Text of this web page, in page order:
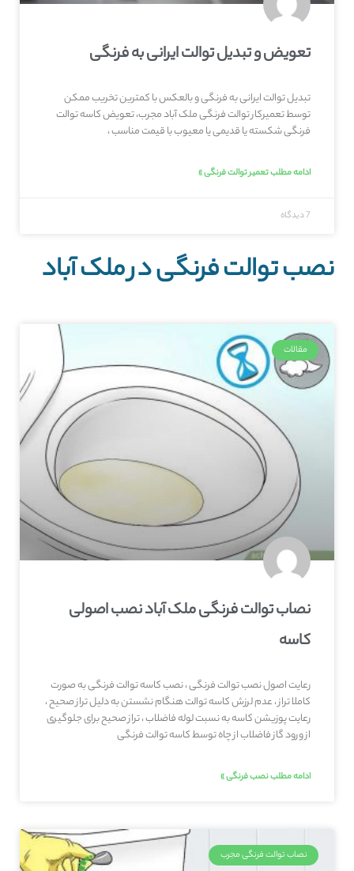
تعویض و تبدیل توالت ایرانی به فرنگی
تبدیل توالت ایرانی به فرنگی و بالعکس با کمترین تخریب ممکن
توسط تعمیرکار توالت فرنگی ملک آباد مجرب، تعویض کاسه توالت
فرنگی شکسته یا قدیمی یا معیوب با قیمت مناسب ،
ادامه مطلب تعمیر توالت فرنگی »
7 دیدگاه
نصب توالت فرنگی در ملک آباد
مقالات
نصاب توالت فرنگی ملک آباد نصب اصولی
کاسه
رعایت اصول نصب توالت فرنگی ، نصب کاسه توالت فرنگی به صورت
کاملا تراز ، عدم لرزش کاسه توالت هنگام نشستن به دلیل تراز صحیح ،
رعایت پوزیشن کاسه به نسبت لوله فاضلاب ، تراز صحیح برای جلوگیری
از ورود گاز فاضلاب از چاه توسط کاسه توالت فرنگی
ادامه مطلب نصب فرنگی »
نصاب توالت فرنگی مجرب